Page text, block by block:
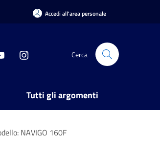
Accedi all'area personale
Cerca
Tutti gli argomenti
NAVIGO 160F